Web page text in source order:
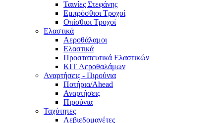
Ταινίες Στεφάνης
Εμπρόσθιοι Τροχοί
Οπίσθιοι Τροχοί
Ελαστικά
Αεροθάλαμοι
Ελαστικά
Προστατευτικά Ελαστικών
KIT Αεροθαλάμων
Αναρτήσεις - Πιρούνια
Ποτήρια/Ahead
Αναρτήσεις
Πιρούνια
Ταχύτητες
Λεβιεδομανέτες